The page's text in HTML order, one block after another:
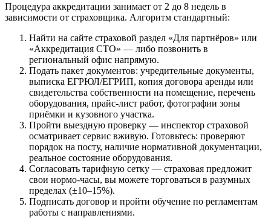
Процедура аккредитации занимает от 2 до 8 недель в
зависимости от страховщика. Алгоритм стандартный:
Найти на сайте страховой раздел «Для партнёров» или
«Аккредитация СТО» — либо позвонить в
региональный офис напрямую.
Подать пакет документов: учредительные документы,
выписка ЕГРЮЛ/ЕГРИП, копия договора аренды или
свидетельства собственности на помещение, перечень
оборудования, прайс-лист работ, фотографии зоны
приёмки и кузовного участка.
Пройти выездную проверку — инспектор страховой
осматривает сервис вживую. Готовьтесь: проверяют
порядок на посту, наличие нормативной документации,
реальное состояние оборудования.
Согласовать тарифную сетку — страховая предложит
свои нормо-часы, вы можете торговаться в разумных
пределах (±10–15%).
Подписать договор и пройти обучение по регламентам
работы с направлениями.